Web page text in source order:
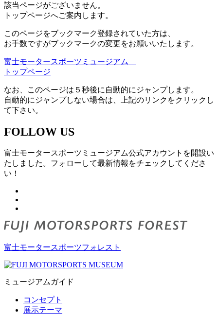
該当ページがございません。
トップページへご案内します。
このページをブックマーク登録されていた方は、
お手数ですがブックマークの変更をお願いいたします。
富士モータースポーツミュージアム
トップページ
なお、このページは５秒後に自動的にジャンプします。
自動的にジャンプしない場合は、上記のリンクをクリックし
て下さい。
FOLLOW US
富士モータースポーツミュージアム公式アカウントを開設い
たしました。フォローして最新情報をチェックしてくださ
い！
富士モータースポーツフォレスト
ミュージアムガイド
コンセプト
展示テーマ